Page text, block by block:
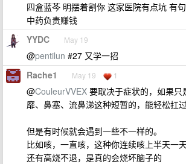
四盒蓝芩 明摆着割你 这家医院有点坑 有
中药负责赚钱
YYDC May 19
@pentilun #27 又学一招
Rache1 May 19 1
@CouleurVVEX 要取决于症状的，如果
靡、鼻塞、流鼻涕这种短暂的，能轻松扛
但是有时候就会遇到一些不一样的。
比如咳，一直咳，这种你连续咳上半天一
还有高烧不退，是真的会烧坏脑子的